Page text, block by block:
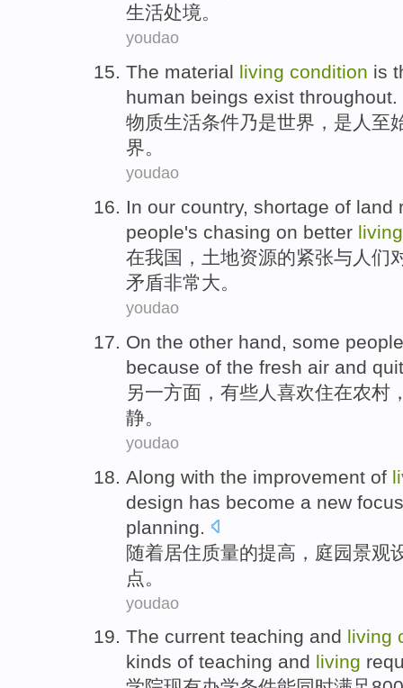
生活处境。
youdao
The material living condition is
human beings exist throughout.
物质生活条件乃是世界 ，是 人 至
界。
youdao
In our country, shortage of land
people's chasing on better living
在我国 ， 土地资源的紧张与人们
矛盾非常大。
youdao
On the other hand, some people
because of the fresh air and
另一方面， 有些人 喜欢住在农村
静。
youdao
Along with the improvement of
design has become a new focus
planning
随着居住质量的提高 ， 庭园景观
点 。
youdao
The current teaching and living
kinds of teaching and living